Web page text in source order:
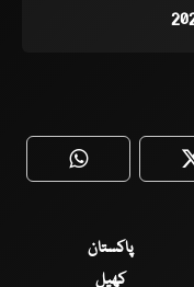
WhatsApp
پاکستان
کھیل